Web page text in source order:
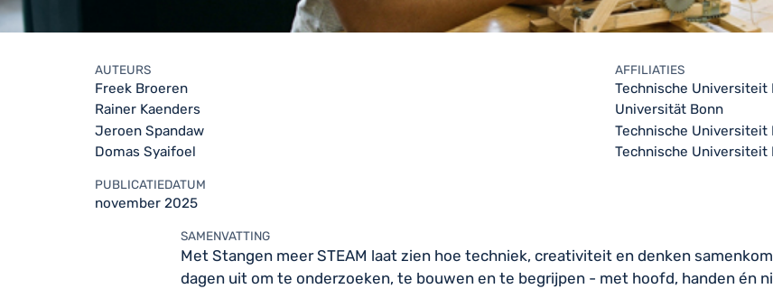
AUTEURS AFFILIATIES
Freek Broeren
Technische Universiteit
Rainer Kaenders
Universität Bonn
Jeroen Spandaw
Technische Universiteit
Domas Syaifoel
Technische Universiteit
PUBLICATIEDATUM
november 2025
SAMENVATTING
Met Stangen meer STEAM laat zien hoe techniek, creativiteit en denken
dagen uit om te onderzoeken, te bouwen en te begrijpen - met hoofd, handen én